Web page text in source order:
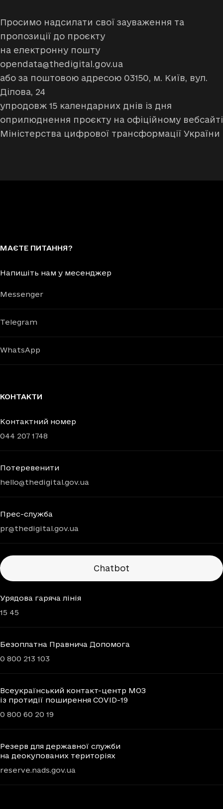
Просимо надсилати свої зауваження та
пропозиції до проєкту
на електронну пошту
opendata@thedigital.gov.ua
або за поштовою адресою 03150, м. Київ, вул.
Ділова, 24
упродовж 15 календарних днів із дня
оприлюднення проєкту на офіційному вебсайті
Міністерства цифрової трансформації України
МАЄТЕ ПИТАННЯ?
Напишіть нам у месенджер
Messenger
Telegram
WhatsApp
КОНТАКТИ
Контактний номер
044 207 1748
Потеревенити
hello@thedigital.gov.ua
Прес-служба
pr@thedigital.gov.ua
Chatbots
Chatbot
Урядова гаряча лінія
15 45
Безоплатна Правнича Допомога
0 800 213 103
Всеукраїнський контакт-центр МОЗ
із протидії поширення COVID-19
0 800 60 20 19
Резерв для державної служби
на деокупованих територіях
reserve.nads.gov.ua